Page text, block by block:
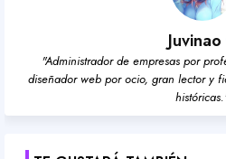
Juvinao
"Administrador de empresas por
diseñador web por ocio, gran lector y